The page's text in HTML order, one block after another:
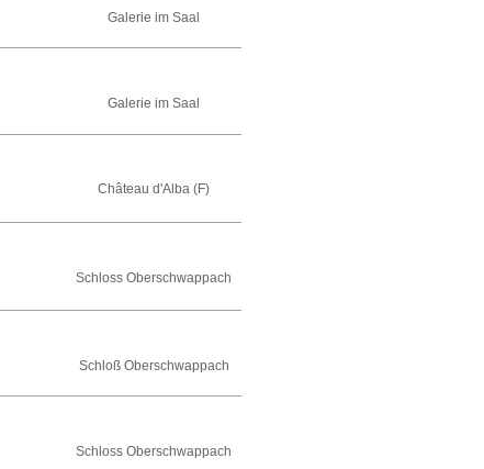
Galerie im Saal
Galerie im Saal
Château d'Alba (F)
Schloss Oberschwappach
Schloß Oberschwappach
Schloss Oberschwappach